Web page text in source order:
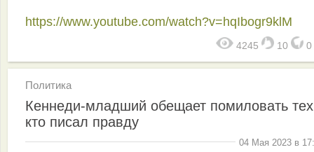
https://www.youtube.com/watch?v=hqIbogr9klM
4245 10 0
Политика
Кеннеди-младший обещает помиловать
кто писал правду
04 Мая 2023 в